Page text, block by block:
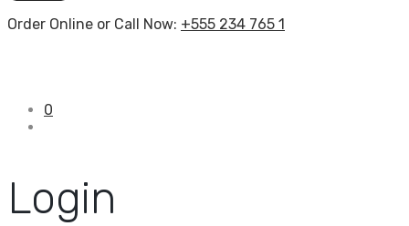
Order Online or Call Now: +555 234 765 1
0
Login